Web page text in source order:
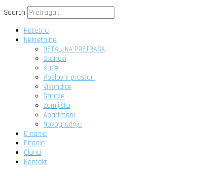
Search
Početna
Nekretnine
DETALJNA PRETRAGA
Stanovi
Kuće
Poslovni prostori
Vikendice
Garaže
Zemljišta
Apartmani
Novogradnja
O nama
Pitanja
Članci
Kontakt